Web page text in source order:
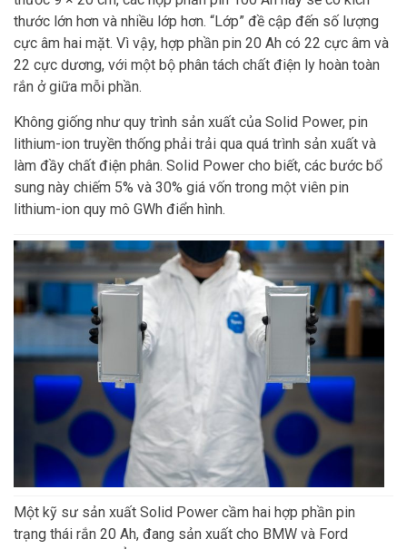
thước lớn hơn và nhiều lớp hơn. “Lớp” đề cập đến số lượng
cực âm hai mặt. Vì vậy, hợp phần pin 20 Ah có 22 cực âm và
22 cực dương, với một bộ phân tách chất điện ly hoàn toàn
rắn ở giữa mỗi phần.
Không giống như quy trình sản xuất của Solid Power, pin
lithium-ion truyền thống phải trải qua quá trình sản xuất và
làm đầy chất điện phân. Solid Power cho biết, các bước bổ
sung này chiếm 5% và 30% giá vốn trong một viên pin
lithium-ion quy mô GWh điển hình.
Một kỹ sư sản xuất Solid Power cầm hai hợp phần pin
trạng thái rắn 20 Ah, đang sản xuất cho BMW và Ford